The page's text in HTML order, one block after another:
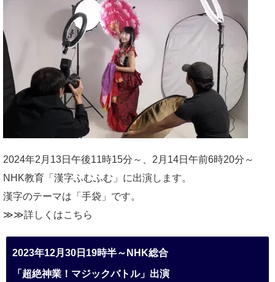
2024年2月13日午後11時15分～、2月14日午前6時20分～
NHK教育「漢字ふむふむ」に出演します。
漢字のテーマは「手袋」です。
≫≫詳しくはこちら
2023年12月30日19時半～NHK総合
「超絶神業！マジックバトル」出演